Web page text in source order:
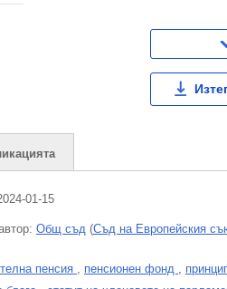
01-15
Общ съд (Съд на Европейския
пенсия пенсионен фонд